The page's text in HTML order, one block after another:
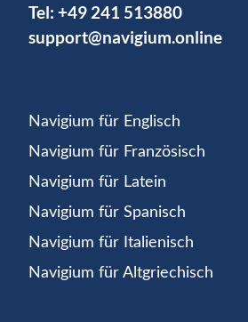
Tel: +49 241 513880
support@navigium.online
Navigium für Englisch
Navigium für Französisch
Navigium für Latein
Navigium für Spanisch
Navigium für Italienisch
Navigium für Altgriechisch